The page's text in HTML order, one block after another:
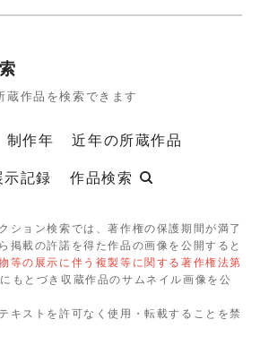
蔵作品を検索できます
制作年
近年の所蔵作品
示記録 作品検索
ション検索では、著作権の保護期間が満了
掲載の許諾を得た作品の画像を公開すると
等の展示に伴う複製等に関する著作権法第
にもとづき収蔵作品のサムネイル画像を公
キストを許可なく使用・転載することを禁